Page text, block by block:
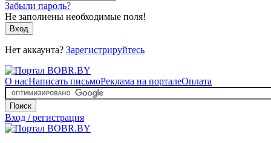
Забыли пароль?
Не заполнены необходимые поля!
Вход
Нет аккаунта? Зарегистрируйтесь
О насНаписать письмоРеклама на порталеОплата
Поиск
Вход / регистрация